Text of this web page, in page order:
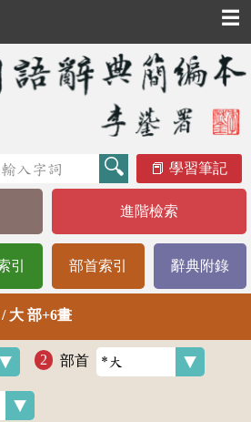
☰
學習筆記
進階檢索
引 部首索引 辭典附錄
大 部+6畫
部首